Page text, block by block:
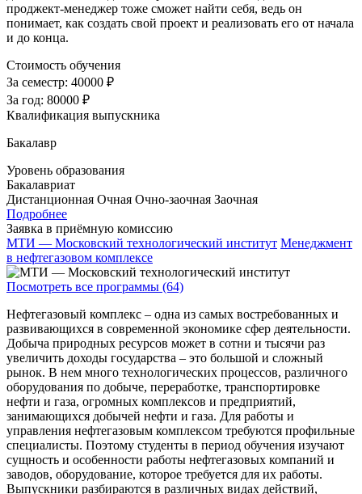
проджект-менеджер тоже сможет найти себя, ведь он
понимает, как создать свой проект и реализовать его от начала
и до конца.
Стоимость обучения
За семестр: 40000 ₽
За год: 80000 ₽
Квалификация выпускника
Бакалавр
Уровень образования
Бакалавриат
Дистанционная Очная Очно-заочная Заочная
Подробнее
Заявка в приёмную комиссию
МТИ — Московский технологический институт Менеджмент
в нефтегазовом комплексе
Посмотреть все программы (64)
Нефтегазовый комплекс – одна из самых востребованных и
развивающихся в современной экономике сфер деятельности.
Добыча природных ресурсов может в сотни и тысячи раз
увеличить доходы государства – это большой и сложный
рынок. В нем много технологических процессов, различного
оборудования по добыче, переработке, транспортировке
нефти и газа, огромных комплексов и предприятий,
занимающихся добычей нефти и газа. Для работы и
управления нефтегазовым комплексом требуются профильные
специалисты. Поэтому студенты в период обучения изучают
сущность и особенности работы нефтегазовых компаний и
заводов, оборудование, которое требуется для их работы.
Выпускники разбираются в различных видах действий,